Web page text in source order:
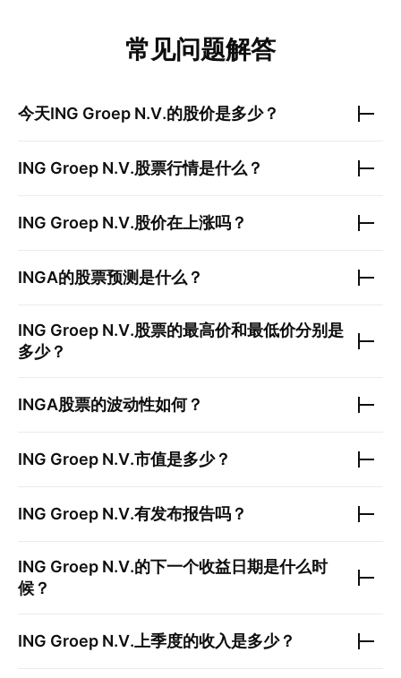
常见问题解答
今天ING Groep N.V.的股价是多少？
ING Groep N.V.股票行情是什么？
ING Groep N.V.股价在上涨吗？
INGA的股票预测是什么？
ING Groep N.V.股票的最高价和最低价分别是
多少？
INGA股票的波动性如何？
ING Groep N.V.市值是多少？
ING Groep N.V.有发布报告吗？
ING Groep N.V.的下一个收益日期是什么时
候？
ING Groep N.V. 上季度的收入是多少？